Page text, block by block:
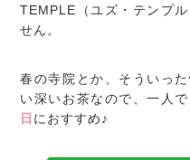
TEMPLE（ユズ・テンプ
せん。
春の寺院とか、そういっ
い深いお茶なので、一人
日 におすすめ♪